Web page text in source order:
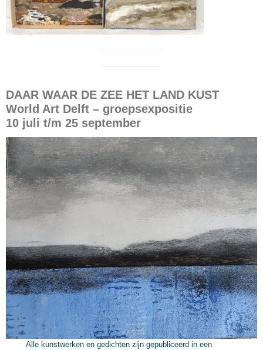
DAAR WAAR DE ZEE HET LAND KUST
World Art Delft – groepsexpositie
10 juli t/m 25 september
Alle kunstwerken en gedichten zijn gepubliceerd in een